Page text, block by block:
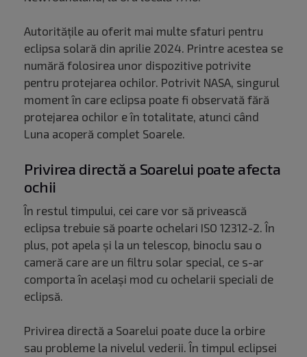
Autoritățile au oferit mai multe sfaturi pentru
eclipsa solară din aprilie 2024. Printre acestea se
numără folosirea unor dispozitive potrivite
pentru protejarea ochilor. Potrivit NASA, singurul
moment în care eclipsa poate fi observată fără
protejarea ochilor e în totalitate, atunci când
Luna acoperă complet Soarele.
Privirea directă a Soarelui poate afecta
ochii
În restul timpului, cei care vor să privească
eclipsa trebuie să poarte ochelari ISO 12312-2. În
plus, pot apela și la un telescop, binoclu sau o
cameră care are un filtru solar special, ce s-ar
comporta în același mod cu ochelarii speciali de
eclipsă.
Privirea directă a Soarelui poate duce la orbire
sau probleme la nivelul vederii. În timpul eclipsei